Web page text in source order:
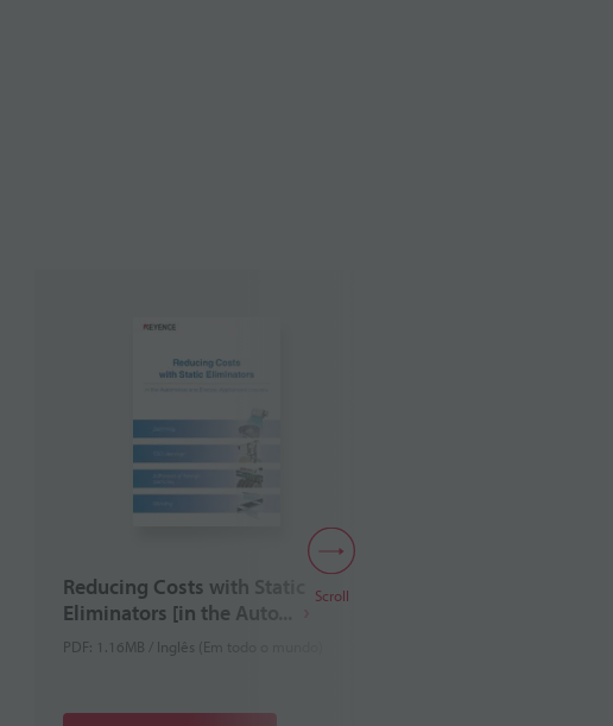
Reducing Costs with Static
Eliminators [in the Auto...
PDF: 1.16MB / Inglês (Em todo o mundo)
Scroll